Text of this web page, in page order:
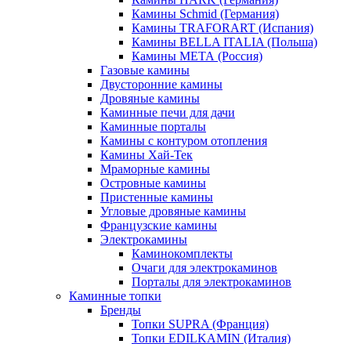
Камины Schmid (Германия)
Камины TRAFORART (Испания)
Камины BELLA ITALIA (Польша)
Камины МЕТА (Россия)
Газовые камины
Двусторонние камины
Дровяные камины
Каминные печи для дачи
Каминные порталы
Камины с контуром отопления
Камины Хай-Тек
Мраморные камины
Островные камины
Пристенные камины
Угловые дровяные камины
Французские камины
Электрокамины
Каминокомплекты
Очаги для электрокаминов
Порталы для электрокаминов
Каминные топки
Бренды
Топки SUPRA (Франция)
Топки EDILKAMIN (Италия)